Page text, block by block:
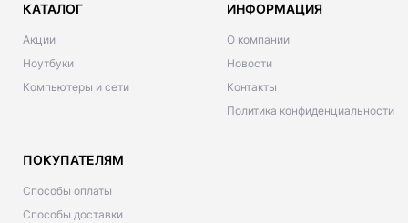
КАТАЛОГ
Акции
Ноутбуки
Компьютеры и сети
ИНФОРМАЦИЯ
О компании
Новости
Контакты
Политика конфиденциальности
ПОКУПАТЕЛЯМ
Способы оплаты
Способы доставки